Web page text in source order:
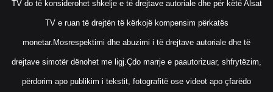
TV do të konsiderohet shkelje e të drejtave autoriale dhe për këtë Alsat
TV e ruan të drejtën të kërkojë kompensim përkatës
monetar.Mosrespektimi dhe abuzimi i të drejtave autoriale dhe të
drejtave simotër dënohet me ligj.Çdo marrje e paautorizuar, shfrytëzim,
përdorim apo publikim i tekstit, fotografitë ose videot apo çfarëdo